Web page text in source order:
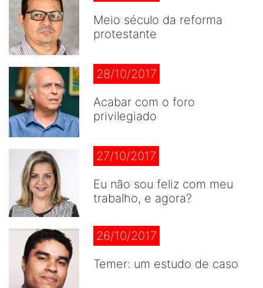
Meio século da reforma
protestante
28/10/2017
Acabar com o foro
privilegiado
27/10/2017
Eu não sou feliz com meu
trabalho, e agora?
26/10/2017
Temer: um estudo de caso